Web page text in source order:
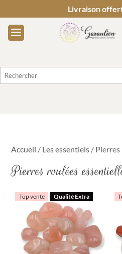
Livraison
Accueil / Les essentiels / Pierres
Pierres roulées
Top vente Qualité Extra